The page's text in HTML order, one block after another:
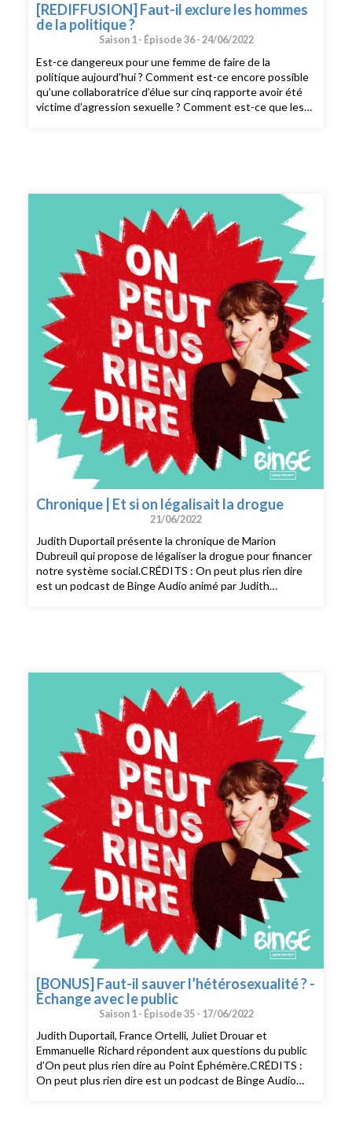
[REDIFFUSION] Faut-il exclure les hommes
de la politique ?
Saison 1 - Épisode 36 - 24/06/2022
Est-ce dangereux pour une femme de faire de la
politique aujourd’hui ? Comment est-ce encore possible
qu’une collaboratrice d’élue sur cinq rapporte avoir été
victime d’agression sexuelle ? Comment est-ce que les
(Programme B, 2021)Le contrat sexuel, de Carole
Pateman (éd. La Découverte, 2010)CRÉDITS : On peut
plus rien dire est un podcast de Binge Audio animé par
Judith Duportail. Réalisation : Quentin Bresson.
Production et édition : Charlotte Baix. Générique :
Josselin Bordat (musique) et Bonnie Banane (voix).
Identité graphique : Sébastien Brothier (Upian).
Direction des programmes : Joël Ronez. Direction de la
rédaction : David Carzon. Direction générale : Gabrielle
Boeri-Charles.
Chronique | Et si on légalisait la drogue
21/06/2022
Judith Duportail présente la chronique de Marion
Dubreuil qui propose de légaliser la drogue pour financer
notre système social.CRÉDITS : On peut plus rien dire
est un podcast de Binge Audio animé par Judith
rédaction : David Carzon. Direction générale : Gabrielle
[BONUS] Faut-il sauver l’hétérosexualité ? -
Échange avec le public
Saison 1 - Épisode 35 - 17/06/2022
Judith Duportail, France Ortelli, Juliet Drouar et
Emmanuelle Richard répondent aux questions du public
d’On peut plus rien dire au Point Éphémère.CRÉDITS :
On peut plus rien dire est un podcast de Binge Audio